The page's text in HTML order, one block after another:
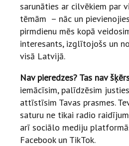
sarunāties ar cilvēkiem par
tēmām – nāc un
pirmdienu mēs kopā
interesants, izglītojošs un
visā Latvijā.
Nav pieredzes? Tas nav
iemācīsim, palīdzēsim
attīstīsim Tavas prasmes.
saturu ne tikai radio
arī sociālo mediju
Facebook un TikTok.